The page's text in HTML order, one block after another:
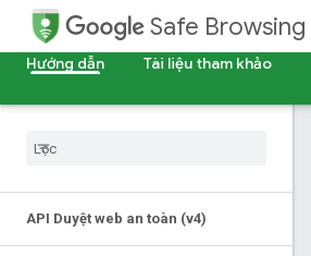
Safe Browsing
Hướng dẫn
Tài liệu tham khảo
API Duyệt web an toàn (v4)